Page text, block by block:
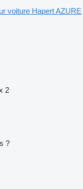
voiture Hapert AZURE
2
?